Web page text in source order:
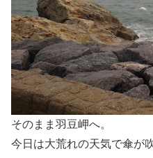
そのまま羽豆岬へ。
今日は大荒れの天気で傘が